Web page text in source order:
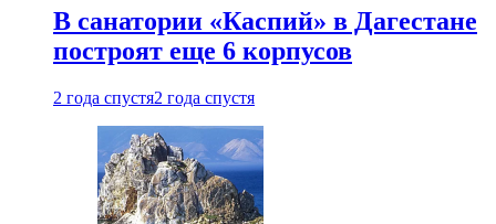
В санатории «Каспий» в Дагестане
построят еще 6 корпусов
2 года спустя2 года спустя